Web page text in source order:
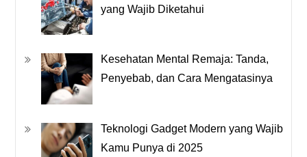
yang Wajib Diketahui
Kesehatan Mental Remaja: Tanda,
Penyebab, dan Cara Mengatasinya
Teknologi Gadget Modern yang Wajib
Kamu Punya di 2025